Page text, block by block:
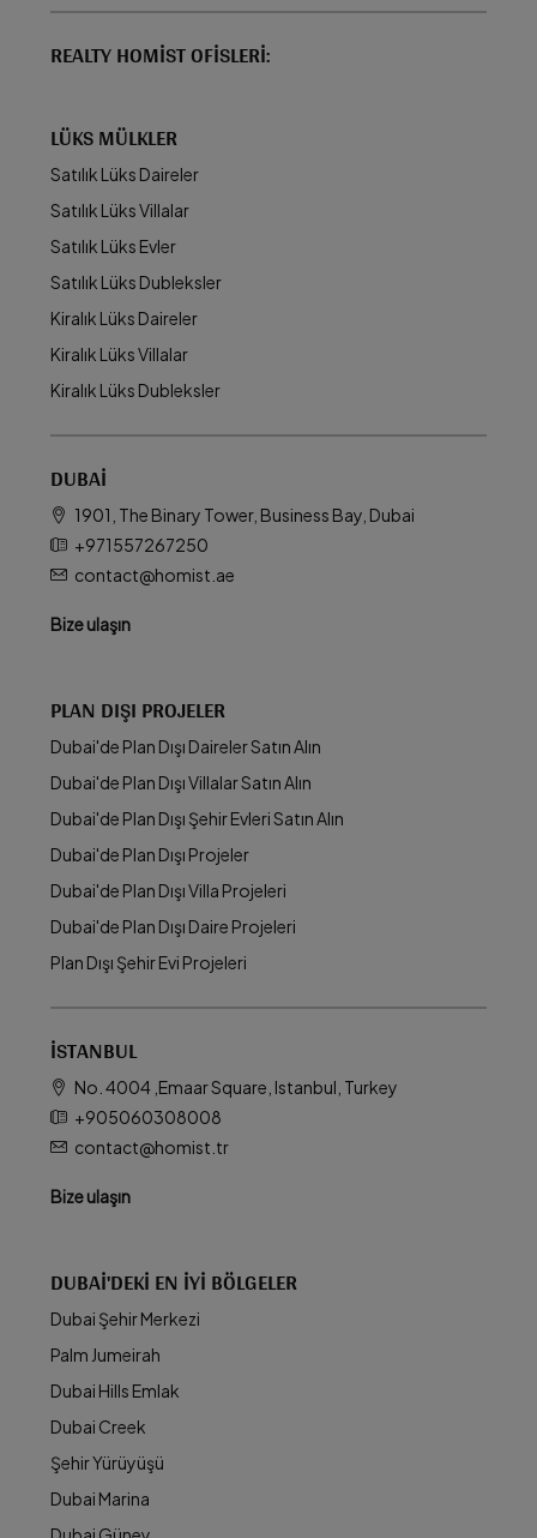
REALTY HOMIST OFISLERI:
LÜKS MÜLKLER
Satılık Lüks Daireler
Satılık Lüks Villalar
Satılık Lüks Evler
Satılık Lüks Dubleksler
Kiralık Lüks Daireler
Kiralık Lüks Villalar
Kiralık Lüks Dubleksler
DUBAI
1901, The Binary Tower, Business Bay, Dubai
+971557267250
contact@homist.ae
Bize ulaşın
PLAN DIŞI PROJELER
Dubai'de Plan Dışı Daireler Satın Alın
Dubai'de Plan Dışı Villalar Satın Alın
Dubai'de Plan Dışı Şehir Evleri Satın Alın
Dubai'de Plan Dışı Projeler
Dubai'de Plan Dışı Villa Projeleri
Dubai'de Plan Dışı Daire Projeleri
Plan Dışı Şehir Evi Projeleri
İSTANBUL
No. 4004 ,Emaar Square, Istanbul, Turkey
+905060308008
contact@homist.tr
Bize ulaşın
DUBAI'DEKI EN İYI BÖLGELER
Dubai Şehir Merkezi
Palm Jumeirah
Dubai Hills Emlak
Dubai Creek
Şehir Yürüyüşü
Dubai Marina